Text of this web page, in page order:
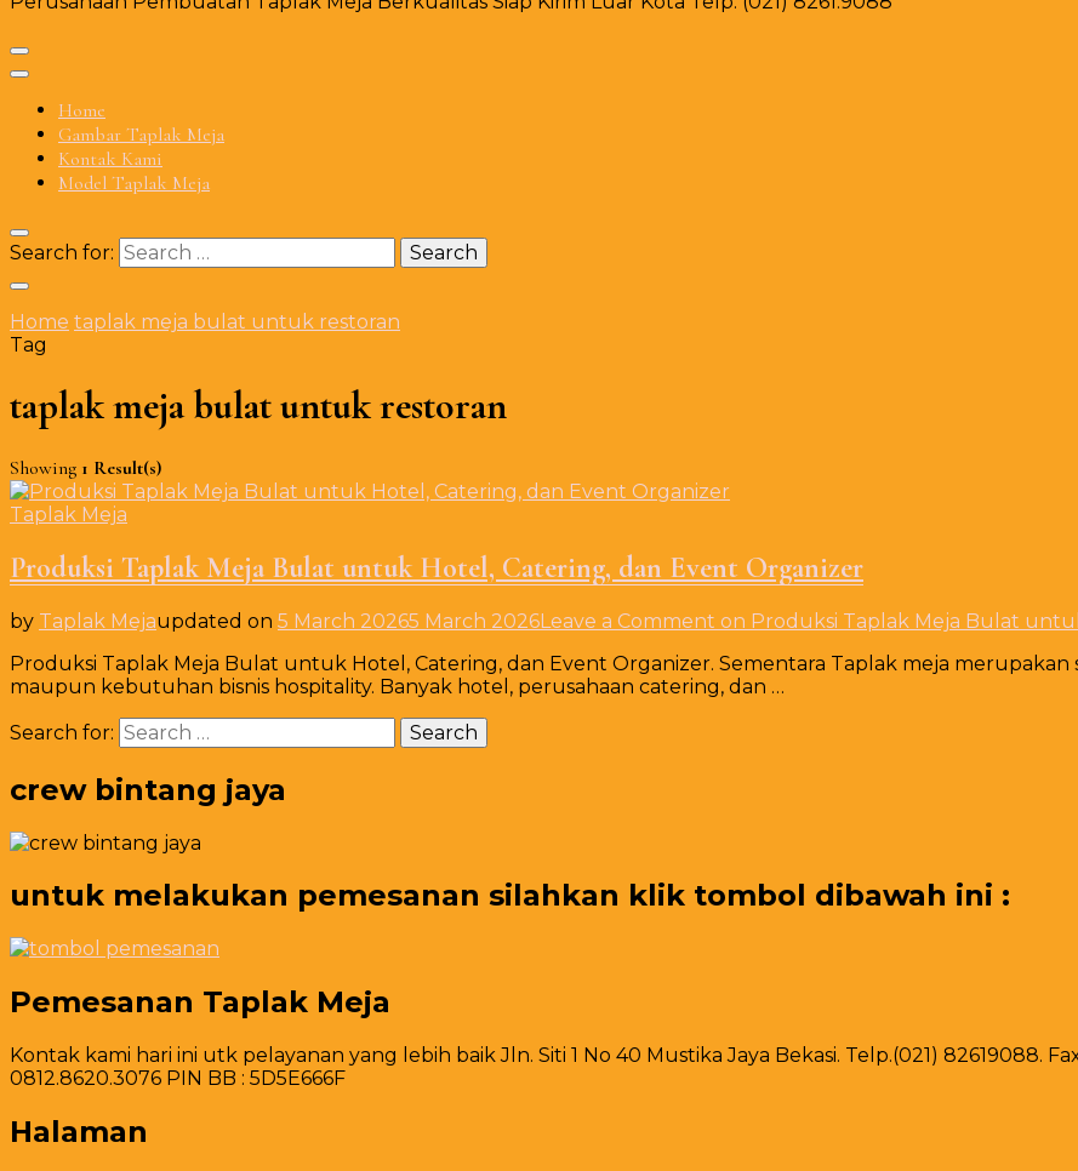
Home
Gambar Taplak Meja
Kontak Kami
Model Taplak Meja
Search for:
Home taplak meja bulat untuk restoran
Tag
taplak meja bulat untuk restoran
Showing 1 Result(s)
Taplak Meja
Produksi Taplak Meja Bulat untuk Hotel, Catering, dan Event Organizer
by Taplak Mejaupdated on 5 March 20265 March 2026Leave a Comment on Produksi Taplak Meja Bulat
Produksi Taplak Meja Bulat untuk Hotel, Catering, dan Event Organizer. Sementara Taplak meja
maupun kebutuhan bisnis hospitality. Banyak hotel, perusahaan catering, dan …
Search for:
crew bintang jaya
untuk melakukan pemesanan silahkan klik tombol dibawah ini :
Pemesanan Taplak Meja
Kontak kami hari ini utk pelayanan yang lebih baik Jln. Siti 1 No 40 Mustika Jaya Bekasi. Telp.(021) 82619088.
0812.8620.3076 PIN BB : 5D5E666F
Halaman